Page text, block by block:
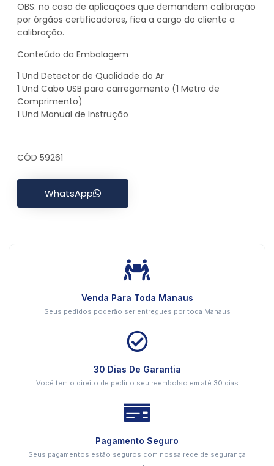
OBS: no caso de aplicações que demandem calibração
por órgãos certificadores, fica a cargo do cliente a
calibração.
Conteúdo da Embalagem
1 Und Detector de Qualidade do Ar
1 Und Cabo USB para carregamento (1 Metro de
Comprimento)
1 Und Manual de Instrução
CÓD 59261
WhatsApp
Venda Para Toda Manaus
Seus pedidos poderão ser entregues por toda Manaus
30 Dias De Garantia
Você tem o direito de pedir o seu reembolso em até 30 dias
Pagamento Seguro
Seus pagamentos estão seguros com nossa rede de segurança